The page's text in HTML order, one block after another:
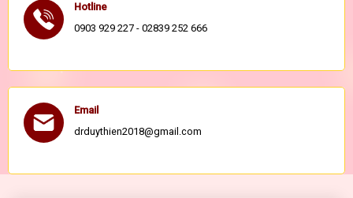
Hotline
0903 929 227 - 02839 252 666
Email
drduythien2018@gmail.com